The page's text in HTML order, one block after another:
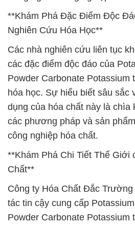
**Khám Phá Đặc Điểm Độc
Nghiên Cứu Hóa Học**
Các nhà nghiên cứu liên tục
các đặc điểm độc đáo của
Powder Carbonate Potassium
hóa học. Sự hiểu biết sâu sắc
dụng của hóa chất này là chìa
các phương pháp và sản
công nghiệp hóa chất.
**Khám Phá Chi Tiết Thế Giới
Chất**
Công ty Hóa Chất Đắc
tác tin cậy cung cấp
Powder Carbonate Potassium